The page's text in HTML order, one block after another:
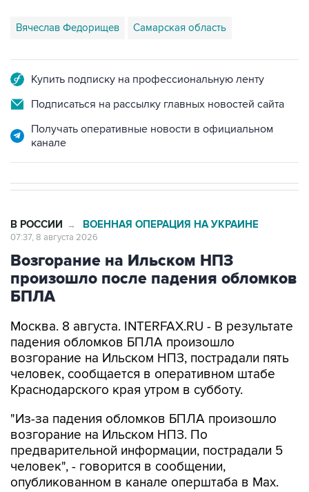
Вячеслав Федорищев Самарская область
Купить подписку на профессиональную ленту
Подписаться на рассылку главных новостей сайта
Получать оперативные новости в официальном
канале
В РОССИИ → ВОЕННАЯ ОПЕРАЦИЯ НА УКРАИНЕ
07:37, 8 августа 2026
Возгорание на Ильском НПЗ
произошло после падения обломков
БПЛА
Москва. 8 августа. INTERFAX.RU - В результате
падения обломков БПЛА произошло
возгорание на Ильском НПЗ, пострадали пять
человек, сообщается в оперативном штабе
Краснодарского края утром в субботу.
"Из-за падения обломков БПЛА произошло
возгорание на Ильском НПЗ. По
предварительной информации, пострадали 5
человек", - говорится в сообщении,
опубликованном в канале оперштаба в Max.